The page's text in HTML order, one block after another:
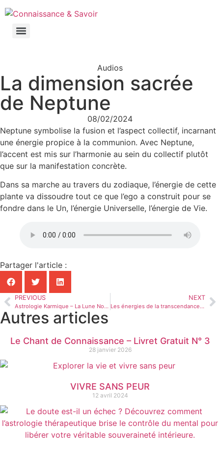
Audios
La dimension sacrée
de Neptune
08/02/2024
Neptune symbolise la fusion et l’aspect collectif, incarnant
une énergie propice à la communion. Avec Neptune,
l’accent est mis sur l’harmonie au sein du collectif plutôt
que sur la manifestation concrète.
Dans sa marche au travers du zodiaque, l’énergie de cette
plante va dissoudre tout ce que l’ego a construit pour se
fondre dans le Un, l’énergie Universelle, l’énergie de Vie.
Partager l'article :
PREVIOUS
Astrologie Karmique – La Lune Noire dans le thème
NEXT
Les énergies de la transcendance du Moi
Autres articles
Le Chant de Connaissance – Livret Gratuit N° 3
28 janvier 2026
VIVRE SANS PEUR
12 avril 2024